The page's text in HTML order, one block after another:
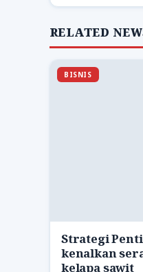
RELATED
BISNIS
Strategi
kenalkan
kelapa sawit